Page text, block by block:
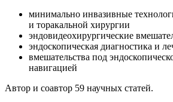
минимально инвазивные
и торакальной хирургии
эндовидеохирургические
эндоскопическая диагностика и
вмешательства под
навигацией
Автор и соавтор 59 научных статей.